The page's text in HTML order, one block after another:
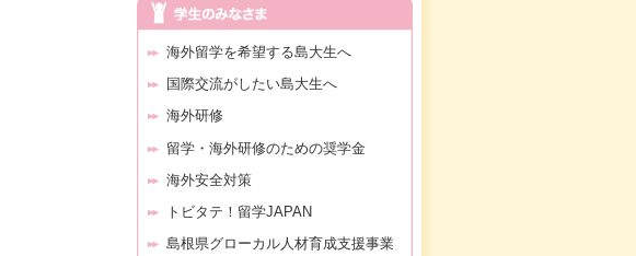
海外留学を希望する島大生へ
国際交流がしたい島大生へ
海外研修
留学・海外研修のための奨学金
海外安全対策
トビタテ！留学JAPAN
島根県グローカル人材育成支援事業